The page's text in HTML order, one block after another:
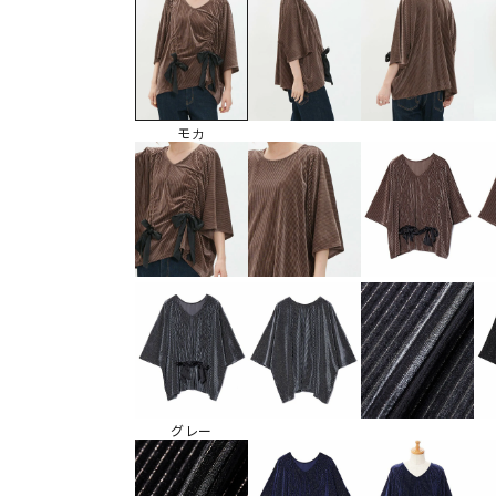
モカ
グレー